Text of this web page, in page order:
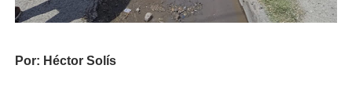
Por: Héctor Solís